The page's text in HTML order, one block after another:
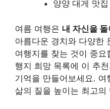
양양 대게 맛집
여름 여행은 내 자신을
아름다운 경치와 다양한
여행지를 찾는 것이 중
행지 희망 목록에 이 추
기억을 만들어보세요.
삶의 질을 높이는 최고의